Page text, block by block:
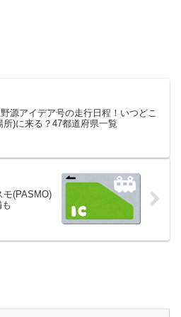
源アイデア号の走行日程！いつどこ
所)に来る？47都道府県一覧
モ(PASMO)